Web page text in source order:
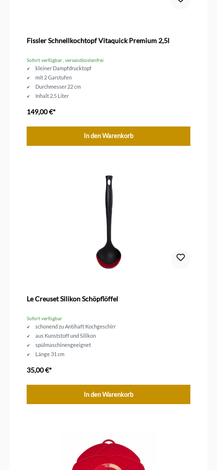
Fissler Schnellkochtopf Vitaquick Premium 2,5l
Sofort verfügbar , versandkostenfrei
kleiner Dampfdrucktopf
mit 2 Garstufen
Durchmesser 22 cm
Inhalt 2,5 Liter
149,00 €*
In den Warenkorb
Le Creuset Silikon Schöpflöffel
Sofort verfügbar
schonend zu Antihaft Kochgeschirr
aus Kunststoff und Silikon
spülmaschinengeeignet
Länge 31 cm
35,00 €*
In den Warenkorb